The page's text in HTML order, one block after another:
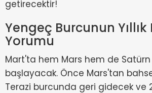
getirecektir!
Yengeç Burcunun Yıllık
Yorumu
Mart'ta hem Mars hem de
başlayacak. Önce Mars'tan
Terazi burcunda geri gidecek ve